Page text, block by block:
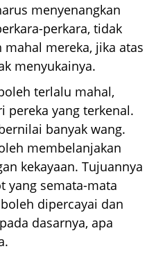
menyenangkan
perkara, tidak
mereka, jika atas
menyukainya.
terlalu mahal,
pereka yang terkenal.
banyak wang.
membelanjakan
kekayaan. Tujuannya
yang semata-mata
dipercayai dan
dasarnya, apa